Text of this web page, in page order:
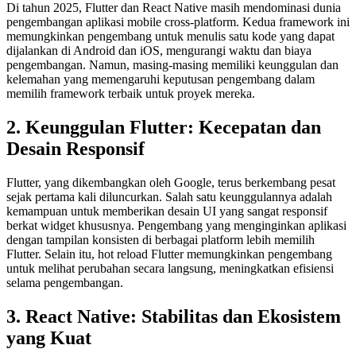
Di tahun 2025, Flutter dan React Native masih mendominasi dunia
pengembangan aplikasi mobile cross-platform. Kedua framework ini
memungkinkan pengembang untuk menulis satu kode yang dapat
dijalankan di Android dan iOS, mengurangi waktu dan biaya
pengembangan. Namun, masing-masing memiliki keunggulan dan
kelemahan yang memengaruhi keputusan pengembang dalam
memilih framework terbaik untuk proyek mereka.
2. Keunggulan Flutter: Kecepatan dan
Desain Responsif
Flutter, yang dikembangkan oleh Google, terus berkembang pesat
sejak pertama kali diluncurkan. Salah satu keunggulannya adalah
kemampuan untuk memberikan desain UI yang sangat responsif
berkat widget khususnya. Pengembang yang menginginkan aplikasi
dengan tampilan konsisten di berbagai platform lebih memilih
Flutter. Selain itu, hot reload Flutter memungkinkan pengembang
untuk melihat perubahan secara langsung, meningkatkan efisiensi
selama pengembangan.
3. React Native: Stabilitas dan Ekosistem
yang Kuat